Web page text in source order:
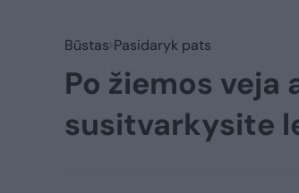
Būstas Pasidaryk pats
Po žiemos
susitvarkysite